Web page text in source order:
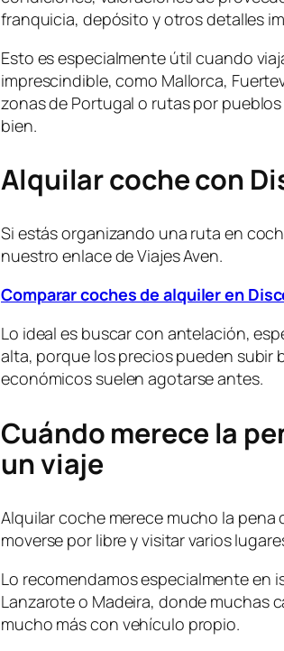
franquicia, depósito y otros detalles
Esto es especialmente útil cuando
imprescindible, como Mallorca,
zonas de Portugal o rutas por
bien.
Alquilar coche con
Si estás organizando una ruta en
nuestro enlace de Viajes Aven.
Comparar coches de alquiler en
Lo ideal es buscar con antelación,
alta, porque los precios pueden subir
económicos suelen agotarse antes.
Cuándo merece la
un viaje
Alquilar coche merece mucho la
moverse por libre y visitar varios
Lo recomendamos especialmente en
Lanzarote o Madeira, donde muchas
mucho más con vehículo propio.